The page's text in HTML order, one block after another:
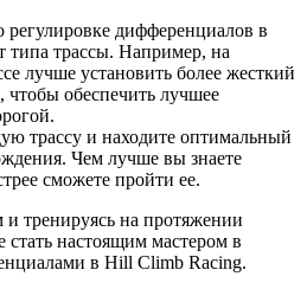
регулировке дифференциалов в
типа трассы. Например, на
лучше установить более жесткий
чтобы обеспечить лучшее
трассу и находите оптимальный
Чем лучше вы знаете
сможете пройти ее.
и тренируясь на протяжении
настоящим мастером в
в Hill Climb Racing.